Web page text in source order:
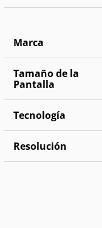
Marca
Tamaño de la
Pantalla
Tecnología
Resolución